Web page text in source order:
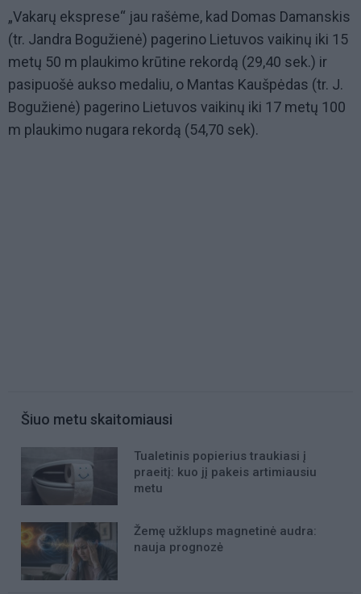
„Vakarų eksprese“ jau rašėme, kad Domas Damanskis
(tr. Jandra Bogužienė) pagerino Lietuvos vaikinų iki 15
metų 50 m plaukimo krūtine rekordą (29,40 sek.) ir
pasipuošė aukso medaliu, o Mantas Kaušpėdas (tr. J.
Bogužienė) pagerino Lietuvos vaikinų iki 17 metų 100
m plaukimo nugara rekordą (54,70 sek).
Šiuo metu skaitomiausi
Tualetinis popierius traukiasi į
praeitį: kuo jį pakeis artimiausiu
metu
Žemę užklups magnetinė audra:
nauja prognozė